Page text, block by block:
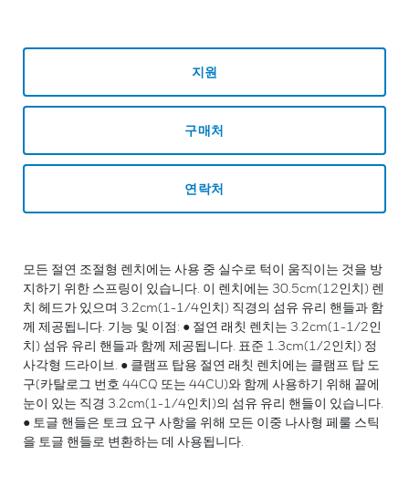
지원
구매처
연락처
모든 절연 조절형 렌치에는 사용 중 실수로 턱이 움직이는 것을 방
지하기 위한 스프링이 있습니다. 이 렌치에는 30.5cm(12인치) 렌
치 헤드가 있으며 3.2cm(1-1/4인치) 직경의 섬유 유리 핸들과 함
께 제공됩니다. 기능 및 이점: ● 절연 래칫 렌치는 3.2cm(1-1/2인
치) 섬유 유리 핸들과 함께 제공됩니다. 표준 1.3cm(1/2인치) 정
사각형 드라이브. ● 클램프 탑용 절연 래칫 렌치에는 클램프 탑 도
구(카탈로그 번호 44CQ 또는 44CU)와 함께 사용하기 위해 끝에
눈이 있는 직경 3.2cm(1-1/4인치)의 섬유 유리 핸들이 있습니다.
● 토글 핸들은 토크 요구 사항을 위해 모든 이중 나사형 페룰 스틱
을 토글 핸들로 변환하는 데 사용됩니다.